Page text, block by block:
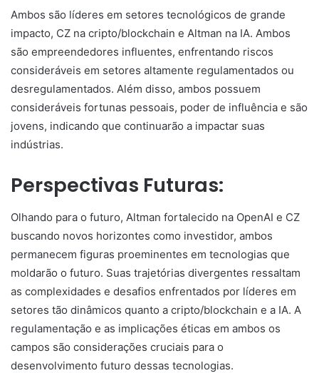
Ambos são líderes em setores tecnológicos de grande
impacto, CZ na cripto/blockchain e Altman na IA. Ambos
são empreendedores influentes, enfrentando riscos
consideráveis em setores altamente regulamentados ou
desregulamentados. Além disso, ambos possuem
consideráveis fortunas pessoais, poder de influência e são
jovens, indicando que continuarão a impactar suas
indústrias.
Perspectivas Futuras:
Olhando para o futuro, Altman fortalecido na OpenAI e CZ
buscando novos horizontes como investidor, ambos
permanecem figuras proeminentes em tecnologias que
moldarão o futuro. Suas trajetórias divergentes ressaltam
as complexidades e desafios enfrentados por líderes em
setores tão dinâmicos quanto a cripto/blockchain e a IA. A
regulamentação e as implicações éticas em ambos os
campos são considerações cruciais para o
desenvolvimento futuro dessas tecnologias.